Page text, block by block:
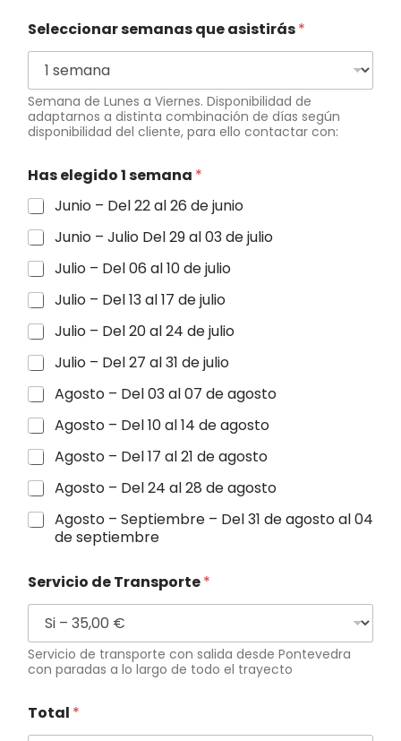
Seleccionar semanas que asistirás*
Semana de Lunes a Viernes. Disponibilidad de
adaptarnos a distinta combinación de días según
disponibilidad del cliente, para ello contactar con:
Has elegido 1 semana *
Junio – Del 22 al 26 de junio
Junio – Julio Del 29 al 03 de julio
Julio – Del 06 al 10 de julio
Julio – Del 13 al 17 de julio
Julio – Del 20 al 24 de julio
Julio – Del 27 al 31 de julio
Agosto – Del 03 al 07 de agosto
Agosto – Del 10 al 14 de agosto
Agosto – Del 17 al 21 de agosto
Agosto – Del 24 al 28 de agosto
Agosto – Septiembre – Del 31 de agosto al 04
de septiembre
Servicio de Transporte*
Servicio de transporte con salida desde Pontevedra
con paradas a lo largo de todo el trayecto
Total *